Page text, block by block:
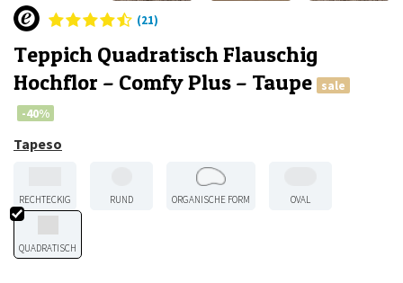
(21)
Teppich Quadratisch Flauschig
Hochflor – Comfy Plus – Taupe
sale
-40%
Tapeso
RECHTECKIG RUND ORGANISCHE FORM OVAL
QUADRATISCH